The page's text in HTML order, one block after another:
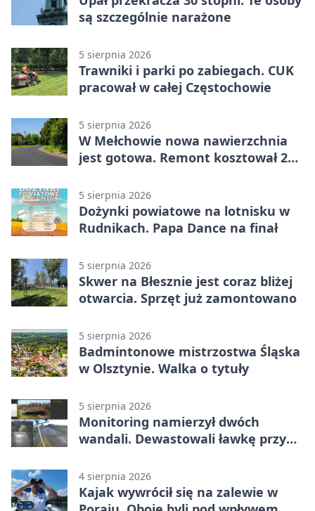
są szczególnie narażone
5 sierpnia 2026
Trawniki i parki po zabiegach. CUK
pracował w całej Częstochowie
5 sierpnia 2026
W Mełchowie nowa nawierzchnia
jest gotowa. Remont kosztował 222
5 sierpnia 2026
Dożynki powiatowe na lotnisku w
Rudnikach. Papa Dance na finał
5 sierpnia 2026
Skwer na Błesznie jest coraz bliżej
otwarcia. Sprzęt już zamontowano
5 sierpnia 2026
Badmintonowe mistrzostwa Śląska
w Olsztynie. Walka o tytuły
5 sierpnia 2026
Monitoring namierzył dwóch
wandali. Dewastowali ławkę przy
4 sierpnia 2026
Kajak wywrócił się na zalewie w